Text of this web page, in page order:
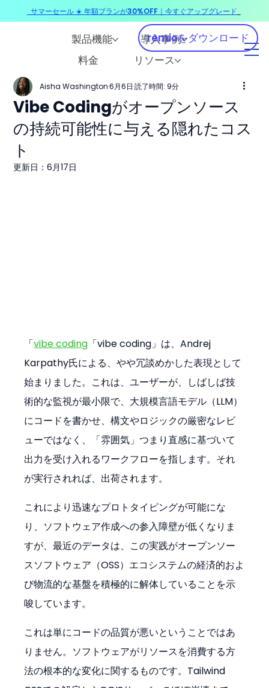
製品機能
導入事例
料金
リソース
remioをダウンロード
Vibe Codingがオープンソース
の持続可能性に与える隠れたコス
ト
Aisha Washington 6月6日 読了時間: 9分
更新日：6月17日
「vibe coding 「vibe coding」は、Andrej
Karpathy氏による、やや冗談めかした表現として
始まりました。これは、ユーザーが、しばしば技
術的な監視が最小限で、大規模言語モデル（LLM）
にコードを書かせ、構文やロジックの厳密なレビ
ューではなく、「雰囲気」つまり直感に基づいて
出力を受け入れるワークフローを指します。それ
が実行されれば、出荷されます。
これにより迅速なプロトタイピングが可能にな
り、ソフトウェア作成への参入障壁が低くなりま
すが、最近のデータは、この実践がオープンソー
スソフトウェア（OSS）エコシステムの経済的およ
び物流的な基盤を積極的に解体していることを示
唆しています。
これは単にコードの品質が悪いということではあ
りません。ソフトウェアがリソースを消費する方
法の根本的な変化に関するものです。Tailwind
サマーセール ☀️ 年額プランが30%OFF｜今すぐアップグレード